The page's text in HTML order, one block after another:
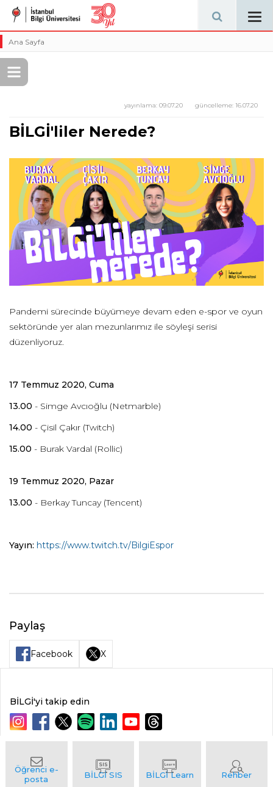
Ana Sayfa
güncelleme: 16.07.20
yayınlama: 09.07.20
BİLGİ'liler Nerede?
Pandemi sürecinde büyümeye devam eden e-spor ve oyun
sektöründe yer alan mezunlarımız ile söyleşi serisi
düzenliyoruz.
17 Temmuz 2020, Cuma
13.00 - Simge Avcıoğlu (Netmarble)
14.00 - Çisil Çakır (Twitch)
15.00 - Burak Vardal (Rollic)
19 Temmuz 2020, Pazar
13.00 - Berkay Tuncay (Tencent)
Yayın: https://www.twitch.tv/BilgiEspor
Paylaş
Facebook X
BİLGİ'yi takip edin